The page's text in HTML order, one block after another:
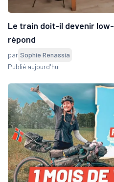
Le train doit-il devenir
répond
par Sophie Renassia
Publié aujourd'hui